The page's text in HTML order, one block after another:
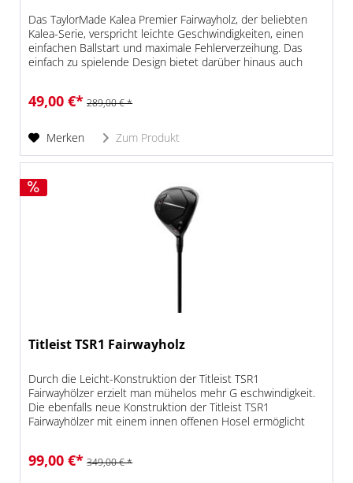
Das TaylorMade Kalea Premier Fairwayholz, der beliebten
Kalea-Serie, verspricht leichte Geschwindigkeiten, einen
einfachen Ballstart und maximale Fehlerverzeihung. Das
einfach zu spielende Design bietet darüber hinaus auch
49,00 €* 289,00 € *
Merken Zum Produkt
Titleist TSR1 Fairwayholz
Durch die Leicht-Konstruktion der Titleist TSR1
Fairwayhölzer erzielt man mühelos mehr G eschwindigkeit.
Die ebenfalls neue Konstruktion der Titleist TSR1
Fairwayhölzer mit einem innen offenen Hosel ermöglicht
99,00 €* 349,00 € *